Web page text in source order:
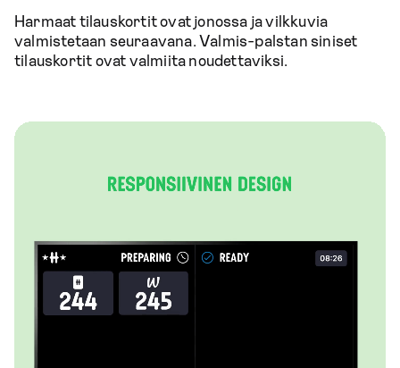
Harmaat tilauskortit ovat jonossa ja vilkkuvia
valmistetaan seuraavana. Valmis-palstan siniset
tilauskortit ovat valmiita noudettaviksi.